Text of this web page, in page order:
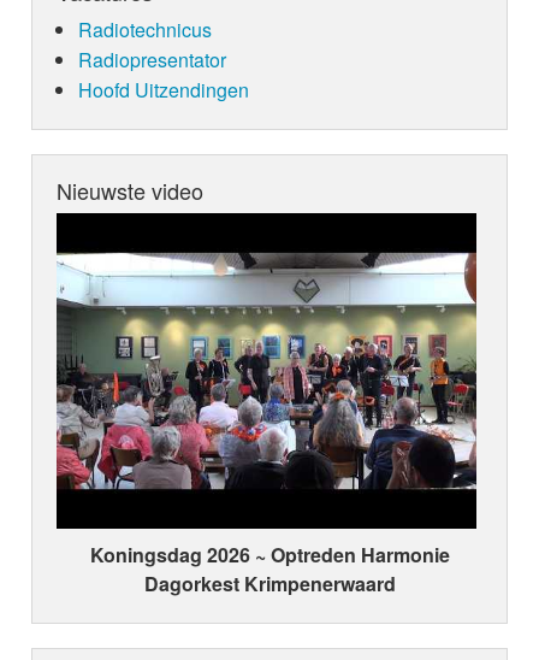
Radiotechnicus
Radiopresentator
Hoofd Uitzendingen
Nieuwste video
Koningsdag 2026 ~ Optreden Harmonie
Dagorkest Krimpenerwaard